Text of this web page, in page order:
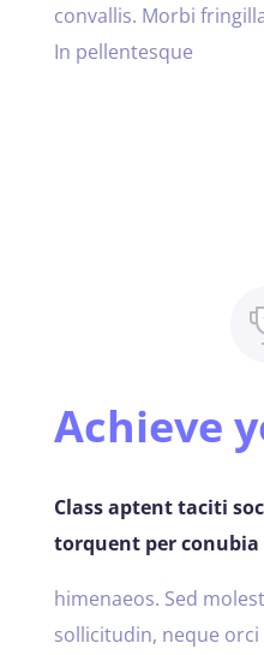
convallis. Morbi
In pellentesque
Achieve
Class aptent taciti
torquent per
himenaeos. Sed
sollicitudin, neque